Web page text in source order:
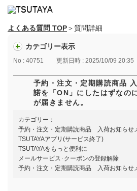
よくある質問 TOP＞質問詳細
カテゴリー表示
No : 40751 更新日時 : 2025/10/09 20:35
予約・注文・定期購読商品
諾を「ON」にしたはずなの
が届きません。
カテゴリー：
予約・注文・定期購読商品 入荷お知らせ
TSUTAYAアプリ(サービス終了)
TSUTAYAをもっと便利に
メールサービス･クーポンの登録解除
予約・注文・定期購読商品 入荷お知らせ